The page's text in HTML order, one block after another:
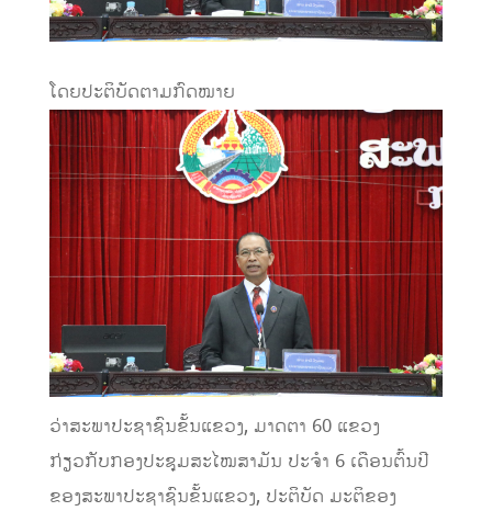
ໂດຍປະຕິບັດຕາມກົດໝາຍ
ວ່າສະພາປະຊາຊົນຂັ້ນແຂວງ, ມາດຕາ 60 ແຂວງ
ກ່ຽວກັບກອງປະຊຸມສະໄໝສາມັນ ປະຈໍາ 6 ເດືອນຕົ້ນປີ
ຂອງສະພາປະຊາຊົນຂັ້ນແຂວງ, ປະຕິບັດ ມະຕິຂອງ